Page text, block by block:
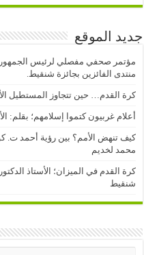
جديد الموقع
مؤتمر صحفي مفصلي لرئيس
منتدى الفائزين بجائزة شنقيط.
كرة القدم… حين تتجاوز المستطيل
أعلام غربيون كتموا إسلامهم؛ بقلم:
كيف تنهض الأمم؟ بين رؤية أحمد ت.
محمد لخديم
كرة القدم في الميزان؛ الأستاذ
شنقيط